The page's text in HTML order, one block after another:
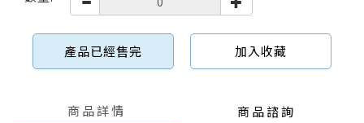
產品已經售完 加入收藏
商品詳情 商品諮詢